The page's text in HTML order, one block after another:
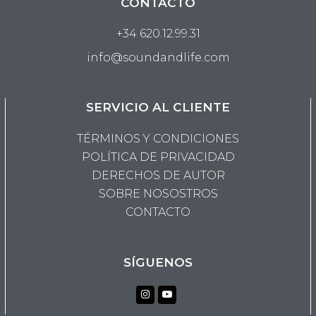
+34 620.12.99.31
info@soundandlife.com
SERVICIO AL CLIENTE
TÉRMINOS Y CONDICIONES
POLÍTICA DE PRIVACIDAD
DERECHOS DE AUTOR
SOBRE NOSOSTROS
CONTACTO
SÍGUENOS
InstagramYoutube